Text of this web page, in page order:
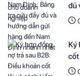
đủ
Ký
cốt